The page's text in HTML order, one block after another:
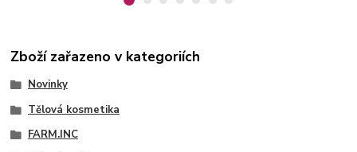
Zboží zařazeno v kategoriích
Novinky
Tělová kosmetika
FARM.INC